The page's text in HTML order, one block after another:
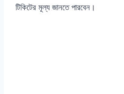
টিকিটের মূল্য জানতে পারবেন।